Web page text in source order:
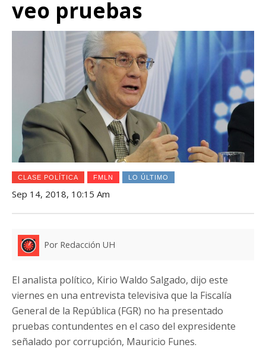
veo pruebas
CLASE POLÍTICA FMLN LO ÚLTIMO
Sep 14, 2018, 10:15 Am
Por Redacción UH
El analista político, Kirio Waldo Salgado, dijo este
viernes en una entrevista televisiva que la Fiscalía
General de la República (FGR) no ha presentado
pruebas contundentes en el caso del expresidente
señalado por corrupción, Mauricio Funes.